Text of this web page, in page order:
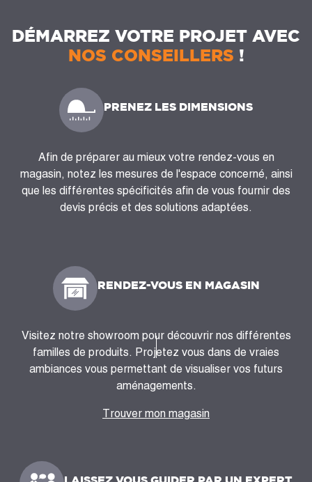
DÉMARREZ VOTRE PROJET AVEC
NOS CONSEILLERS !
PRENEZ LES DIMENSIONS
Afin de préparer au mieux votre rendez-vous en
magasin, notez les mesures de l'espace concerné, ainsi
que les différentes spécificités afin de vous fournir des
devis précis et des solutions adaptées.
RENDEZ-VOUS EN MAGASIN
Visitez notre showroom pour découvrir nos différentes
familles de produits. Projetez vous dans de vraies
ambiances vous permettant de visualiser vos futurs
aménagements.
Trouver mon magasin